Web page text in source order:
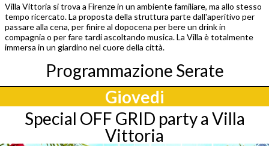
Villa Vittoria si trova a Firenze in un ambiente familiare, ma allo stesso
tempo ricercato. La proposta della struttura parte dall'aperitivo per
passare alla cena, per finire al dopocena per bere un drink in
compagnia o per fare tardi ascoltando musica. La Villa è totalmente
immersa in un giardino nel cuore della città.
Programmazione Serate
Giovedi
Special OFF GRID party a Villa
Vittoria